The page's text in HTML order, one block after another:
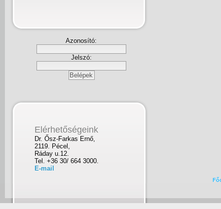
Azonosító:
Jelszó:
Elérhetőségeink
Dr. Ősz-Farkas Ernő,
2119. Pécel,
Ráday u.12.
Tel. +36 30/ 664 3000.
E-mail